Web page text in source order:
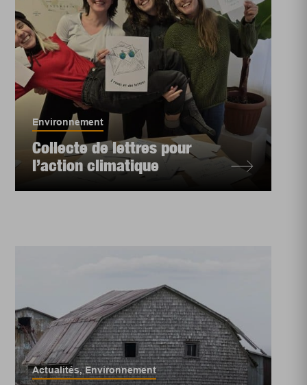
Environnement
Collecte de lettres pour
l’action climatique
Actualités,Environnement